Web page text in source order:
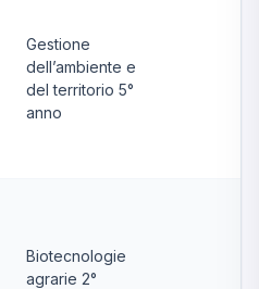
Gestione
dell’ambiente e
del territorio 5°
anno
Biotecnologie
agrarie 2°